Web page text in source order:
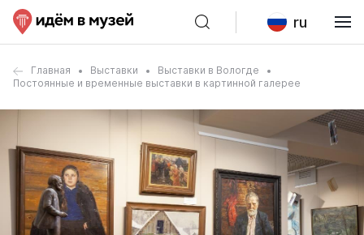
ru
Главная Выставки
Выставки в Вологде
Постоянные и временные выставки в картинной галерее